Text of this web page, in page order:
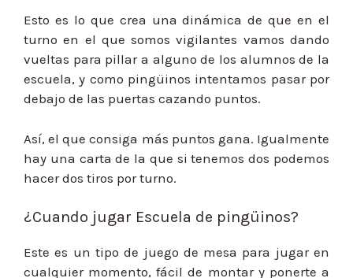
Esto es lo que crea una dinámica de que en el
turno en el que somos vigilantes vamos dando
vueltas para pillar a alguno de los alumnos de la
escuela, y como pingüinos intentamos pasar por
debajo de las puertas cazando puntos.
Así, el que consiga más puntos gana. Igualmente
hay una carta de la que si tenemos dos podemos
hacer dos tiros por turno.
¿Cuando jugar Escuela de pingüinos?
Este es un tipo de juego de mesa para jugar en
cualquier momento, fácil de montar y ponerte a